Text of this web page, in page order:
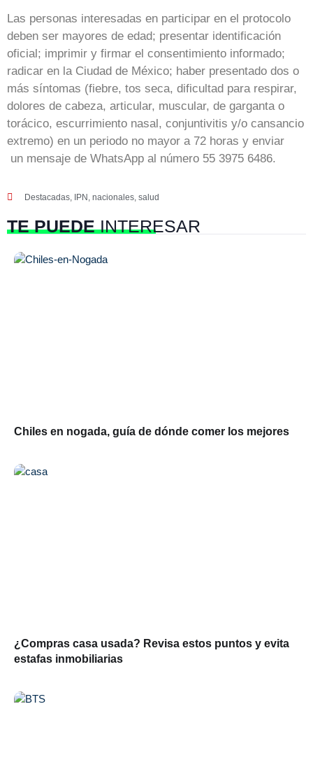
Las personas interesadas en participar en el protocolo
deben ser mayores de edad; presentar identificación
oficial; imprimir y firmar el consentimiento informado;
radicar en la Ciudad de México; haber presentado dos o
más síntomas (fiebre, tos seca, dificultad para respirar,
dolores de cabeza, articular, muscular, de garganta o
torácico, escurrimiento nasal, conjuntivitis y/o cansancio
extremo) en un periodo no mayor a 72 horas y enviar
un mensaje de WhatsApp al número 55 3975 6486.
Destacadas, IPN , nacionales, salud
TE PUEDEINTERESAR
Chiles en nogada, guía de dónde comer los mejores
¿Compras casa usada? Revisa estos puntos y evita
estafas inmobiliarias